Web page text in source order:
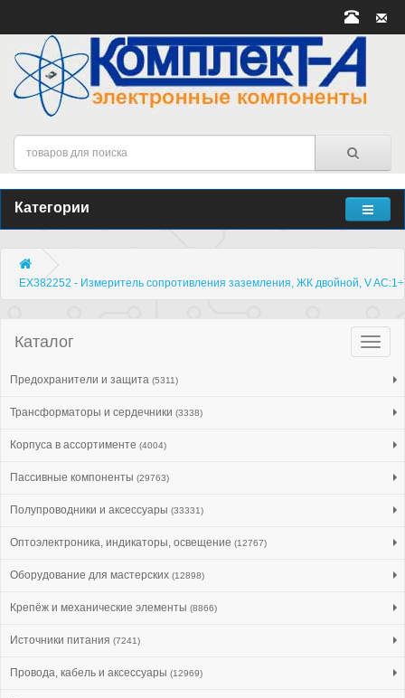
Категории
EX382252 - Измеритель сопротивления заземления, ЖК двойной, V
Каталог
Предохранители и защита (5311)
Трансформаторы и сердечники (3338)
Корпуса в ассортименте (4004)
Пассивные компоненты (29763)
Полупроводники и аксессуары (33331)
Оптоэлектроника, индикаторы, освещение (12767)
Оборудование для мастерских (12898)
Крепёж и механические элементы (8866)
Источники питания (7241)
Провода, кабель и аксессуары (12969)